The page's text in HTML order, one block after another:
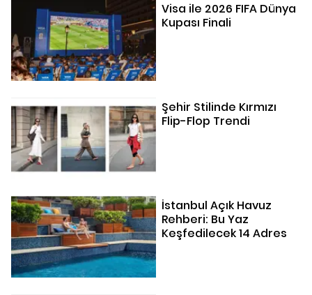
Visa ile 2026 FIFA Dünya
Kupası Finali
Şehir Stilinde Kırmızı
Flip-Flop Trendi
İstanbul Açık Havuz
Rehberi: Bu Yaz
Keşfedilecek 14 Adres